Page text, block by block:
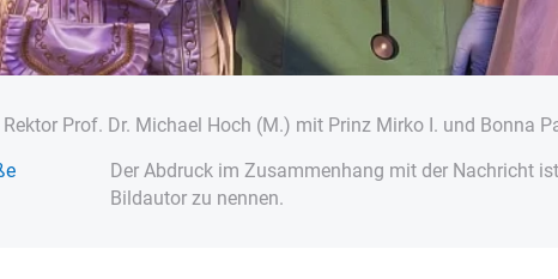
Prof. Dr. Michael Hoch (M.) mit Prinz Mirko I. und Bonna
Der Abdruck im Zusammenhang mit der Nachricht
Bildautor zu nennen.